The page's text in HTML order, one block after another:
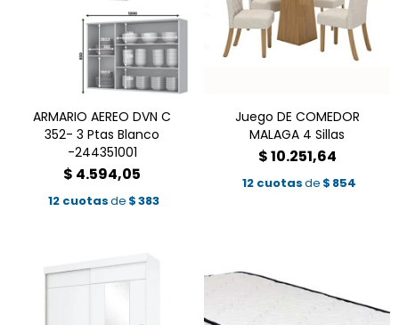
ARMARIO AEREO DVN C
352- 3 Ptas Blanco
-244351001
$ 4.594,05
12 cuotasde $383
Juego DE COMEDOR
MALAGA 4 Sillas
$10.251,64
12 cuotasde $ 854